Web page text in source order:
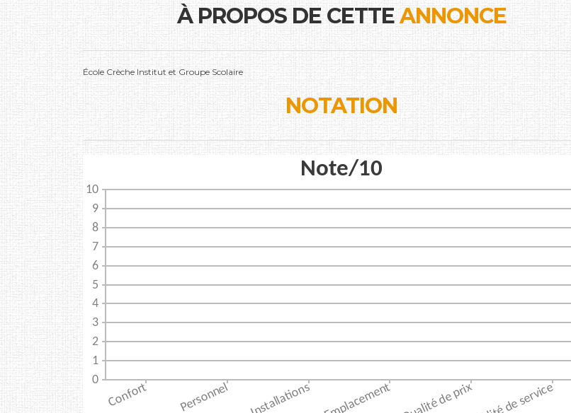
À PROPOS DE CETTEANNONCE
École Crèche Institut et Groupe Scolaire
NOTATION